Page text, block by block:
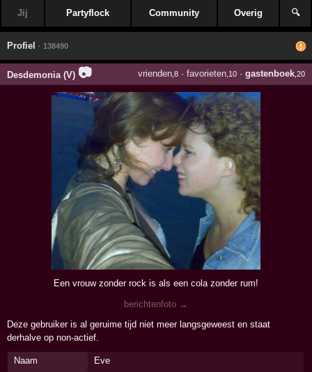
Jij Partyflock Community Overig 🔍
Profiel · 138490
Desdemonia (V) 📷 vrienden,8· favorieten,10· gastenboek,20
Een vrouw zonder rock is als een cola zonder rum!
berichtenfoto →
Deze gebruiker is al geruime tijd niet meer langsgeweest en staat
derhalve op non-actief.
Naam
Eve